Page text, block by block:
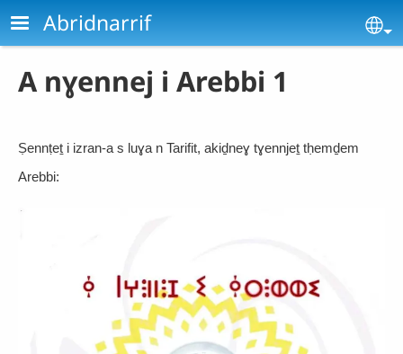
Aller au contenu principal
Abridnarrif
A nɣennej i Arebbi 1
Ṣennṭeṯ i izran-a s luɣa n Tarifit, akiḏneɣ tɣennjeṯ tḥemḏem
Arebbi: